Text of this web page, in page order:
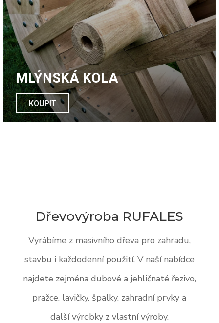
MLÝNSKÁ KOLA
KOUPIT
Dřevovýroba RUFALES
Vyrábíme z masivního dřeva pro zahradu,
stavbu i každodenní použití. V naší nabídce
najdete zejména dubové a jehličnaté řezivo,
pražce, lavičky, špalky, zahradní prvky a
další výrobky z vlastní výroby.